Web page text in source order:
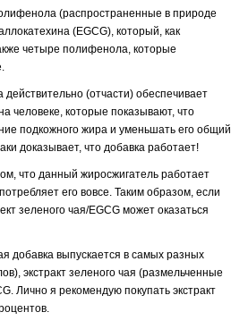
(распространенные в природе
(EGCG), который, как
четыре полифенола, которые
(отчасти) обеспечивает
человеке, которые показывают, что
подкожного жира и уменьшать его общий
доказывает, что добавка работает!
что данный жиросжигатель работает
его вовсе. Таким образом, если
зеленого чая/EGCG может оказаться
добавка выпускается в самых разных
экстракт зеленого чая (размельченные
Лично я рекомендую покупать экстракт